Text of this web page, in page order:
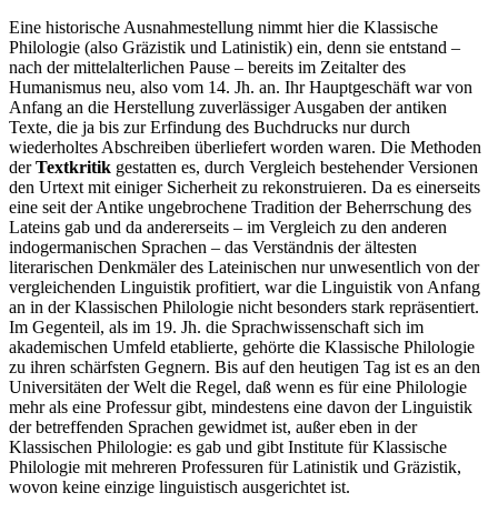
Eine historische Ausnahmestellung nimmt hier die Klassische
Philologie (also Gräzistik und Latinistik) ein, denn sie entstand –
nach der mittelalterlichen Pause – bereits im Zeitalter des
Humanismus neu, also vom 14. Jh. an. Ihr Hauptgeschäft war von
Anfang an die Herstellung zuverlässiger Ausgaben der antiken
Texte, die ja bis zur Erfindung des Buchdrucks nur durch
wiederholtes Abschreiben überliefert worden waren. Die Methoden
derTextkritik gestatten es, durch Vergleich bestehender Versionen
den Urtext mit einiger Sicherheit zu rekonstruieren. Da es einerseits
eine seit der Antike ungebrochene Tradition der Beherrschung des
Lateins gab und da andererseits – im Vergleich zu den anderen
indogermanischen Sprachen – das Verständnis der ältesten
literarischen Denkmäler des Lateinischen nur unwesentlich von der
vergleichenden Linguistik profitiert, war die Linguistik von Anfang
an in der Klassischen Philologie nicht besonders stark repräsentiert.
Im Gegenteil, als im 19. Jh. die Sprachwissenschaft sich im
akademischen Umfeld etablierte, gehörte die Klassische Philologie
zu ihren schärfsten Gegnern. Bis auf den heutigen Tag ist es an den
Universitäten der Welt die Regel, daß wenn es für eine Philologie
mehr als eine Professur gibt, mindestens eine davon der Linguistik
der betreffenden Sprachen gewidmet ist, außer eben in der
Klassischen Philologie: es gab und gibt Institute für Klassische
Philologie mit mehreren Professuren für Latinistik und Gräzistik,
wovon keine einzige linguistisch ausgerichtet ist.